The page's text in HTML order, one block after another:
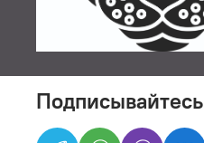
Подписывайтесь